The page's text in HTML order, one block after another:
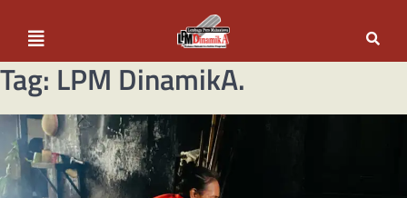
Tag: LPM DinamikA.